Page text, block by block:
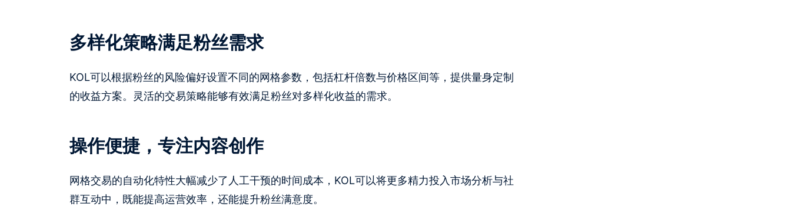
多样化策略满足粉丝需求
KOL可以根据粉丝的风险偏好设置不同的网格参数，包括杠杆倍数与价格区间等，提供量身定制
的收益方案。灵活的交易策略能够有效满足粉丝对多样化收益的需求。
操作便捷，专注内容创作
网格交易的自动化特性大幅减少了人工干预的时间成本，KOL可以将更多精力投入市场分析与社
群互动中，既能提高运营效率，还能提升粉丝满意度。